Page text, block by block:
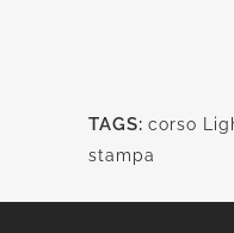
TAGS: corso
stampa